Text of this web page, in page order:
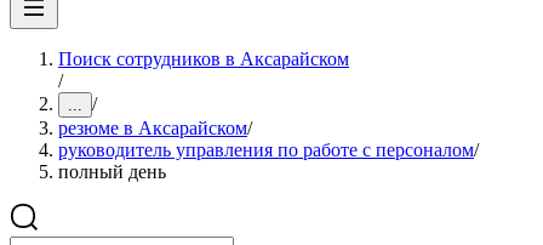
Поиск сотрудников в Аксарайском
/
... /
резюме в Аксарайском/
руководитель управления по работе с персоналом/
полный день